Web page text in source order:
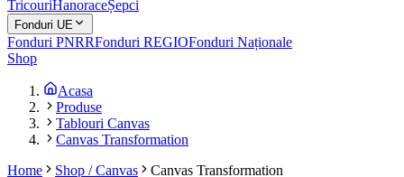
TricouriHanoraceȘepci
Fonduri UE
Fonduri PNRRFonduri REGIOFonduri Naționale
Shop
Acasa
Produse
Tablouri Canvas
Canvas Transformation
Home
Shop / Canvas Canvas Transformation